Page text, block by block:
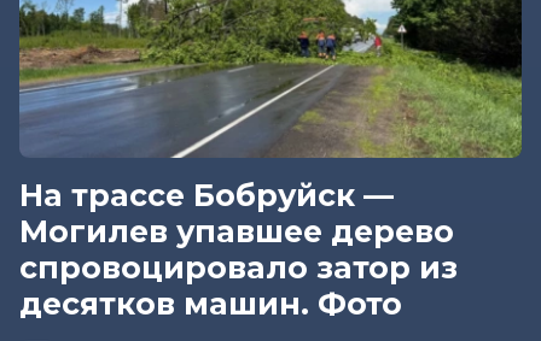
На трассе Бобруйск —
Могилев упавшее дерево
спровоцировало затор из
десятков машин. Фото